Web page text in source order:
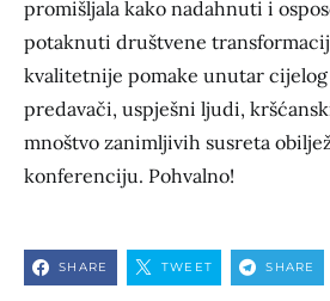
promišljala kako nadahnuti i
potaknuti društvene
kvalitetnije pomake unutar
predavači, uspješni ljudi,
mnoštvo zanimljivih susreta
konferenciju. Pohvalno!
SHARE TWEET SHARE